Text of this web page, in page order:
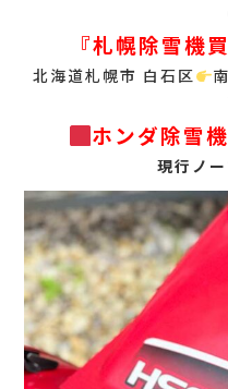
『札幌除雪機
北海道札幌市 白石区
ホンダ除雪
現行ノ